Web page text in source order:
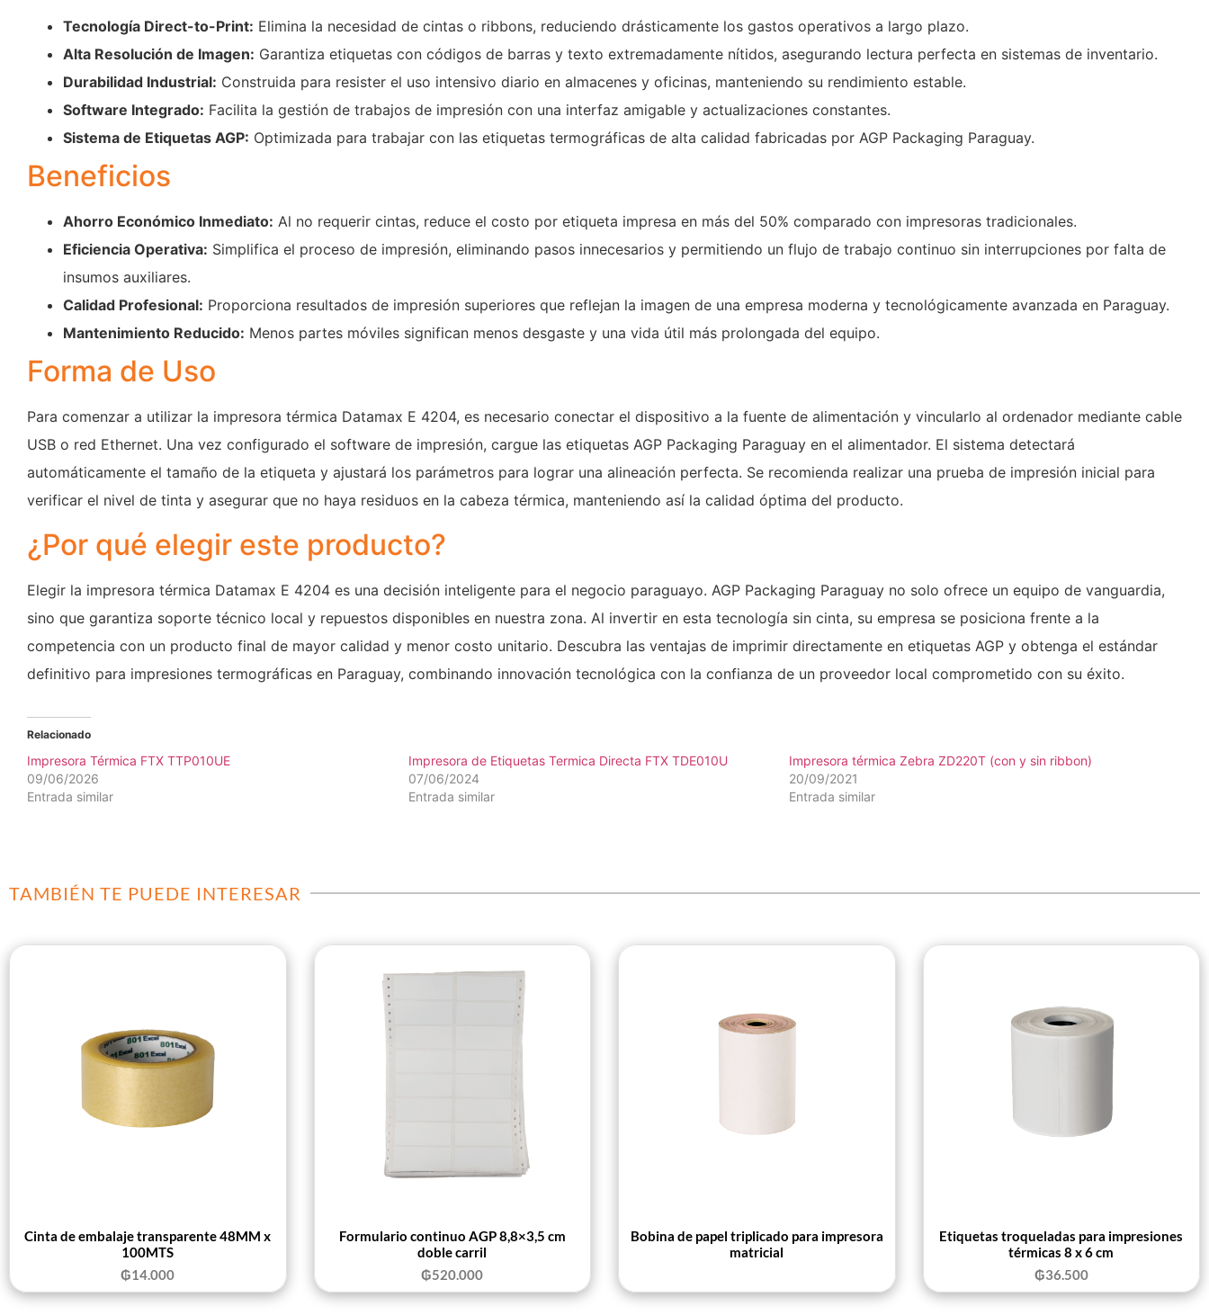
Tecnología Direct-to-Print: Elimina la necesidad de cintas o ribbons, reduciendo drásticamente los gastos operativos a largo plazo.
Alta Resolución de Imagen: Garantiza etiquetas con códigos de barras y texto extremadamente nítidos, asegurando lectura perfecta en sistemas de inventario.
Durabilidad Industrial: Construida para resister el uso intensivo diario en almacenes y oficinas, manteniendo su rendimiento estable.
Software Integrado: Facilita la gestión de trabajos de impresión con una interfaz amigable y actualizaciones constantes.
Sistema de Etiquetas AGP: Optimizada para trabajar con las etiquetas termográficas de alta calidad fabricadas por AGP Packaging Paraguay.
Beneficios
Ahorro Económico Inmediato: Al no requerir cintas, reduce el costo por etiqueta impresa en más del 50% comparado con impresoras tradicionales.
Eficiencia Operativa: Simplifica el proceso de impresión, eliminando pasos innecesarios y permitiendo un flujo de trabajo continuo sin interrupciones por falta de
insumos auxiliares.
Calidad Profesional: Proporciona resultados de impresión superiores que reflejan la imagen de una empresa moderna y tecnológicamente avanzada en Paraguay.
Mantenimiento Reducido: Menos partes móviles significan menos desgaste y una vida útil más prolongada del equipo.
Forma de Uso
Para comenzar a utilizar la impresora térmica Datamax E 4204, es necesario conectar el dispositivo a la fuente de alimentación y vincularlo al ordenador mediante cable
USB o red Ethernet. Una vez configurado el software de impresión, cargue las etiquetas AGP Packaging Paraguay en el alimentador. El sistema detectará
automáticamente el tamaño de la etiqueta y ajustará los parámetros para lograr una alineación perfecta. Se recomienda realizar una prueba de impresión inicial para
verificar el nivel de tinta y asegurar que no haya residuos en la cabeza térmica, manteniendo así la calidad óptima del producto.
¿Por qué elegir este producto?
Elegir la impresora térmica Datamax E 4204 es una decisión inteligente para el negocio paraguayo. AGP Packaging Paraguay no solo ofrece un equipo de vanguardia,
sino que garantiza soporte técnico local y repuestos disponibles en nuestra zona. Al invertir en esta tecnología sin cinta, su empresa se posiciona frente a la
competencia con un producto final de mayor calidad y menor costo unitario. Descubra las ventajas de imprimir directamente en etiquetas AGP y obtenga el estándar
definitivo para impresiones termográficas en Paraguay, combinando innovación tecnológica con la confianza de un proveedor local comprometido con su éxito.
Relacionado
Impresora Térmica FTX TTP010UE
09/06/2026
Entrada similar
Impresora de Etiquetas Termica Directa FTX TDE010U
07/06/2024
Entrada similar
Impresora térmica Zebra ZD220T (con y sin ribbon)
20/09/2021
Entrada similar
TAMBIÉN TE PUEDE INTERESAR
Cinta de embalaje transparente 48MM x
100MTS
₲14.000
Formulario continuo AGP 8,8×3,5 cm
doble carril
₲520.000
Bobina de papel triplicado para impresora
matricial
Etiquetas troqueladas para impresiones
térmicas 8 x 6 cm
₲36.500